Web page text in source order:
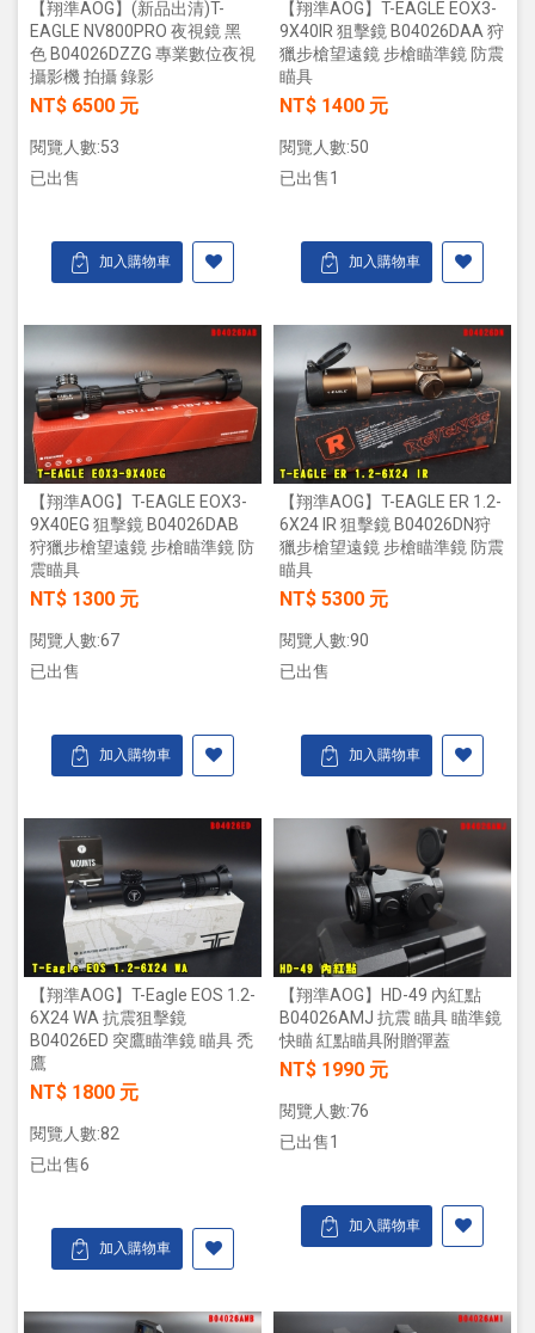
【翔準AOG】(新品出清)T-
EAGLE NV800PRO 夜視鏡 黑
色 B04026DZZG 專業數位夜視
攝影機 拍攝 錄影
NT$ 6500 元
閱覽人數:53
已出售
加入購物車
【翔準AOG】T-EAGLE EOX3-
9X40IR 狙擊鏡 B04026DAA 狩
獵步槍望遠鏡 步槍瞄準鏡 防震
瞄具
NT$ 1400 元
閱覽人數:50
已出售1
加入購物車
【翔準AOG】T-EAGLE EOX3-
9X40EG 狙擊鏡 B04026DAB
狩獵步槍望遠鏡 步槍瞄準鏡 防
震瞄具
NT$ 1300 元
閱覽人數:67
已出售
加入購物車
【翔準AOG】T-EAGLE ER 1.2-
6X24 IR 狙擊鏡 B04026DN狩
獵步槍望遠鏡 步槍瞄準鏡 防震
瞄具
NT$ 5300 元
閱覽人數:90
已出售
加入購物車
【翔準AOG】T-Eagle EOS 1.2-
6X24 WA 抗震狙擊鏡
B04026ED 突鷹瞄準鏡 瞄具 禿
鷹
NT$ 1800 元
閱覽人數:82
已出售6
加入購物車
【翔準AOG】HD-49 內紅點
B04026AMJ 抗震 瞄具 瞄準鏡
快瞄 紅點瞄具附贈彈蓋
NT$ 1990 元
閱覽人數:76
已出售1
加入購物車